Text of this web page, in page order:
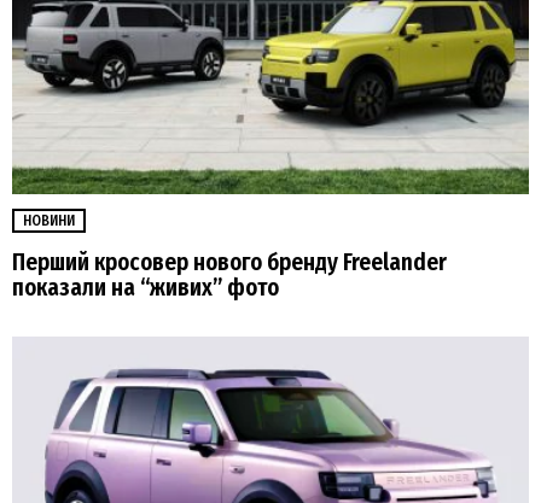
НОВИНИ
Перший кросовер нового бренду Freelander
показали на “живих” фото